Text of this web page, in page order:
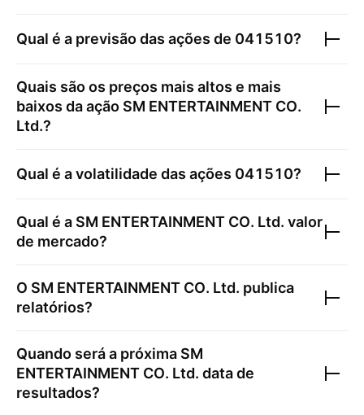
Qual é a previsão das ações de 041510?
Quais são os preços mais altos e mais
baixos da ação SM ENTERTAINMENT CO.
Ltd.?
Qual é a volatilidade das ações 041510?
Qual é a SM ENTERTAINMENT CO. Ltd. valor
de mercado?
O SM ENTERTAINMENT CO. Ltd. publica
relatórios?
Quando será a próxima SM
ENTERTAINMENT CO. Ltd. data de
resultados?